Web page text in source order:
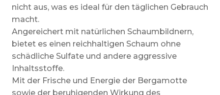
nicht aus, was es ideal für den täglichen Gebrauch
macht.
Angereichert mit natürlichen Schaumbildnern,
bietet es einen reichhaltigen Schaum ohne
schädliche Sulfate und andere aggressive
Inhaltsstoffe.
Mit der Frische und Energie der Bergamotte
sowie der beruhigenden Wirkung des